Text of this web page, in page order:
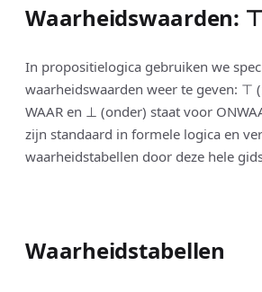
Waarheidswaarden:
In propositielogica gebruiken we
waarheidswaarden weer te geven: ⊤
WAAR en ⊥ (onder) staat voor
zijn standaard in formele logica en
waarheidstabellen door deze hele
Waarheidstabellen